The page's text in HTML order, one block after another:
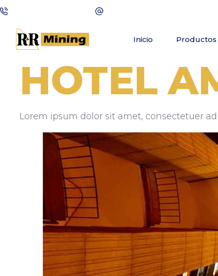
Inicio Productos
HOTEL
Lorem ipsum dolor sit amet, consectetuer